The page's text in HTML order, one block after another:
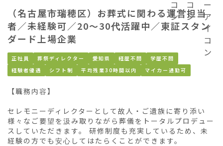
（名古屋市瑞穂区）お葬式に関わる運営担当
者／未経験可／20〜30代活躍中／東証スタン
ダード上場企業
正社員 葬祭ディレクター 愛知県 経歴不問
学歴不問
経験者優遇
シフト制 平均残業30時間以内 マイカー通勤可
【職務内容】
セレモニーディレクターとして故人・ご遺族に寄り添い
様々なご要望を汲み取りながら葬儀をトータルプロデュー
スしていただきます。 研修制度も充実しているため、未
経験の方でも安心してはたらくことができます。